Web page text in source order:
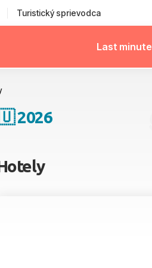
Turistický sprievodca
Last minute
2026